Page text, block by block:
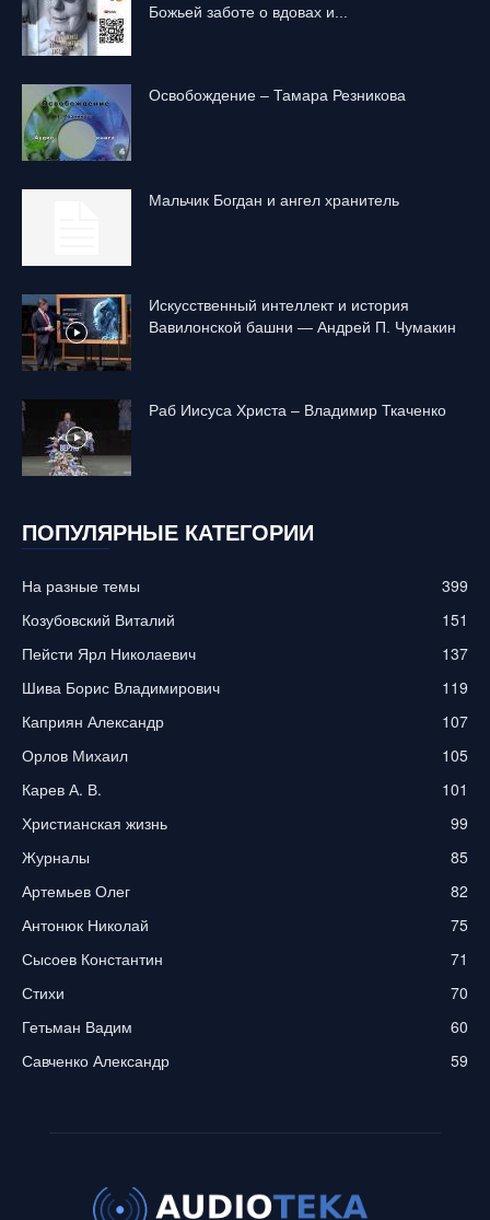
Божьей заботе о вдовах и...
Освобождение – Тамара Резникова
Mальчик Богдан и ангел хранитель
Искусственный интеллект и история
Вавилонской башни — Андрей П. Чумакин
Раб Иисуса Христа – Владимир Ткаченко
ПОПУЛЯРНЫЕ КАТЕГОРИИ
На разные темы
399
Козубовский Виталий
151
Пейсти Ярл Николаевич
137
Шива Борис Владимирович
119
Каприян Александр
107
Орлов Михаил
105
Карев А. В.
101
Христианская жизнь
99
Журналы
85
Артемьев Олег
82
Антонюк Николай
75
Сысоев Константин
71
Стихи
70
Гетьман Вадим
60
Савченко Александр
59